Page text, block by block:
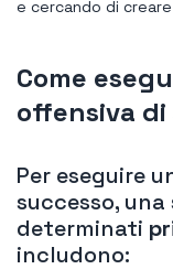
e cercando di
Come
offensiva di
Per eseguire
successo,
determinati
includono: